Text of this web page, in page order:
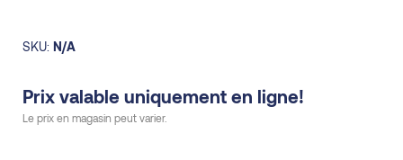
SKU: N/A
Prix valable uniquement en ligne!
Le prix en magasin peut varier.